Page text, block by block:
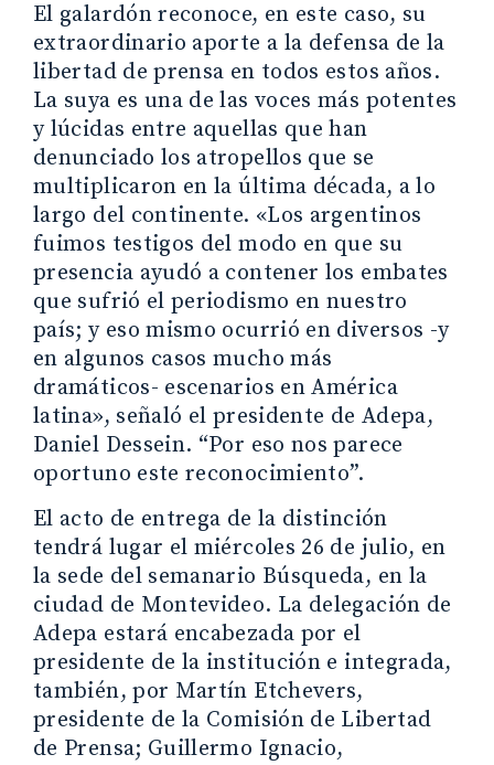
El galardón reconoce, en este caso, su
extraordinario aporte a la defensa de la
libertad de prensa en todos estos años.
La suya es una de las voces más potentes
y lúcidas entre aquellas que han
denunciado los atropellos que se
multiplicaron en la última década, a lo
largo del continente. «Los argentinos
fuimos testigos del modo en que su
presencia ayudó a contener los embates
que sufrió el periodismo en nuestro
país; y eso mismo ocurrió en diversos -y
en algunos casos mucho más
dramáticos- escenarios en América
latina», señaló el presidente de Adepa,
Daniel Dessein. “Por eso nos parece
oportuno este reconocimiento”.
El acto de entrega de la distinción
tendrá lugar el miércoles 26 de julio, en
la sede del semanario Búsqueda, en la
ciudad de Montevideo. La delegación de
Adepa estará encabezada por el
presidente de la institución e integrada,
también, por Martín Etchevers,
presidente de la Comisión de Libertad
de Prensa; Guillermo Ignacio,